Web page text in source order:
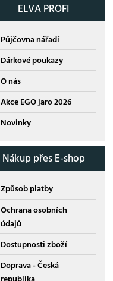
ELVA PROFI
Půjčovna nářadí
Dárkové poukazy
O nás
Akce EGO jaro 2026
Novinky
Nákup přes E-shop
Způsob platby
Ochrana osobních
údajů
Dostupnosti zboží
Doprava - Česká